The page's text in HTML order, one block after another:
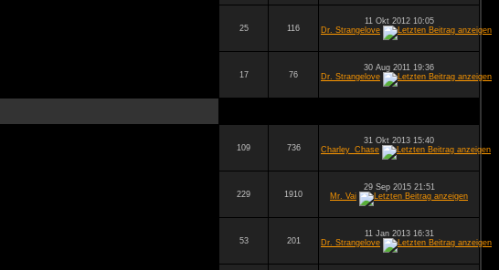
25 116
11 Okt 2012 10:05
Dr. Strangelove
17 76
30 Aug 2011 19:36
Dr. Strangelove
109 736
31 Okt 2013 15:40
Charley_Chase
229 1910
29 Sep 2015 21:51
Mr. Vai
53 201
11 Jan 2013 16:31
Dr. Strangelove